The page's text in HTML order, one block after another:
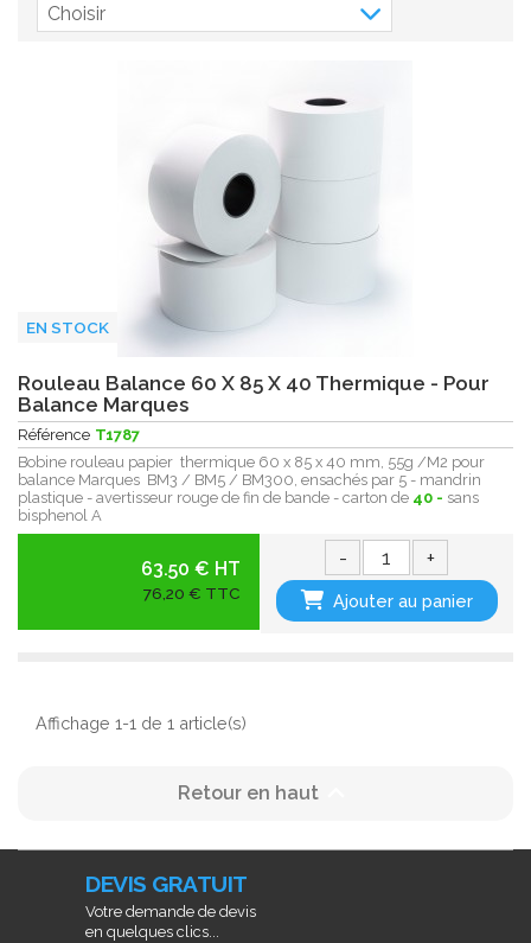
Choisir
EN STOCK
Rouleau Balance 60 X 85 X 40 Thermique - Pour
Balance Marques
Référence T1787
Bobine rouleau papier thermique 60 x 85 x 40 mm, 55g /M2 pour
balance Marques BM3 / BM5 / BM300, ensachés par 5 - mandrin
plastique - avertisseur rouge de fin de bande - carton de 40 - sans
bisphenol A
63.50 € HT
76,20 € TTC
- +
Ajouter au panier
Affichage 1-1 de 1 article(s)
Retour en haut
DEVIS GRATUIT
Votre demande de devis
en quelques clics...